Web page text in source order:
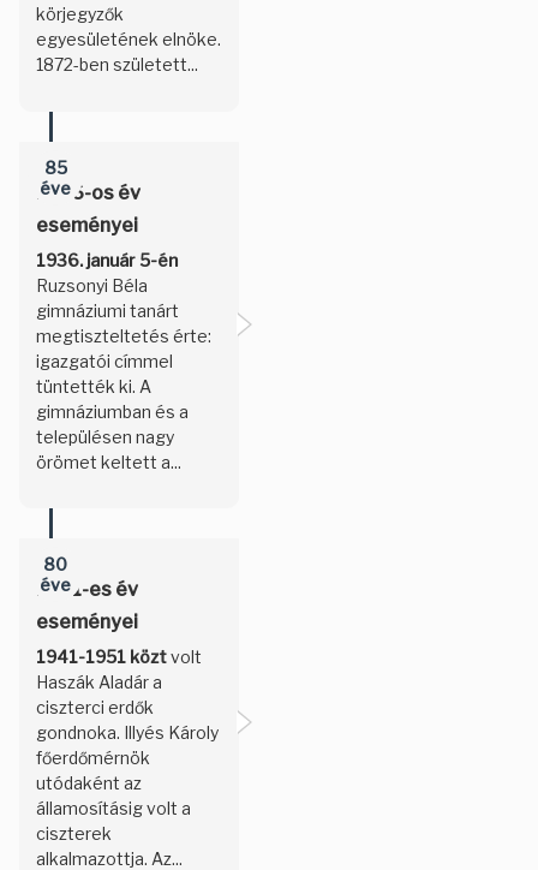
körjegyzők
egyesületének elnöke.
1872-ben született...
85
éve
1936-os év
eseményei
1936. január 5-én
Ruzsonyi Béla
gimnáziumi tanárt
megtiszteltetés érte:
igazgatói címmel
tüntették ki. A
gimnáziumban és a
településen nagy
örömet keltett a...
80
éve
1941-es év
eseményei
1941-1951 köztvolt
Haszák Aladár a
ciszterci erdők
gondnoka. Illyés Károly
főerdőmérnök
utódaként az
államosításig volt a
ciszterek
alkalmazottja. Az...